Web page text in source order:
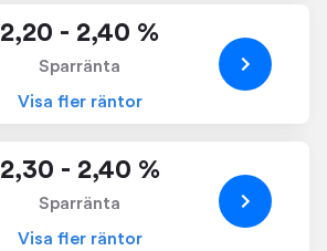
2,20 - 2,40 %
Sparränta
Visa fler räntor
2,30 - 2,40 %
Sparränta
Visa fler räntor